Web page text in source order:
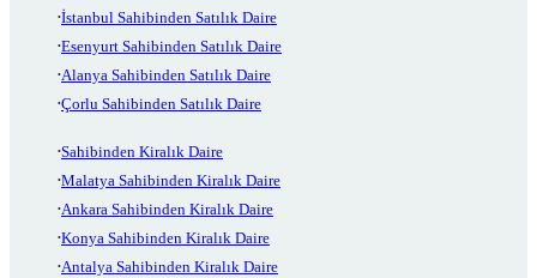
İstanbul Sahibinden Satılık Daire
Esenyurt Sahibinden Satılık Daire
Alanya Sahibinden Satılık Daire
Çorlu Sahibinden Satılık Daire
Sahibinden Kiralık Daire
Malatya Sahibinden Kiralık Daire
Ankara Sahibinden Kiralık Daire
Konya Sahibinden Kiralık Daire
Antalya Sahibinden Kiralık Daire